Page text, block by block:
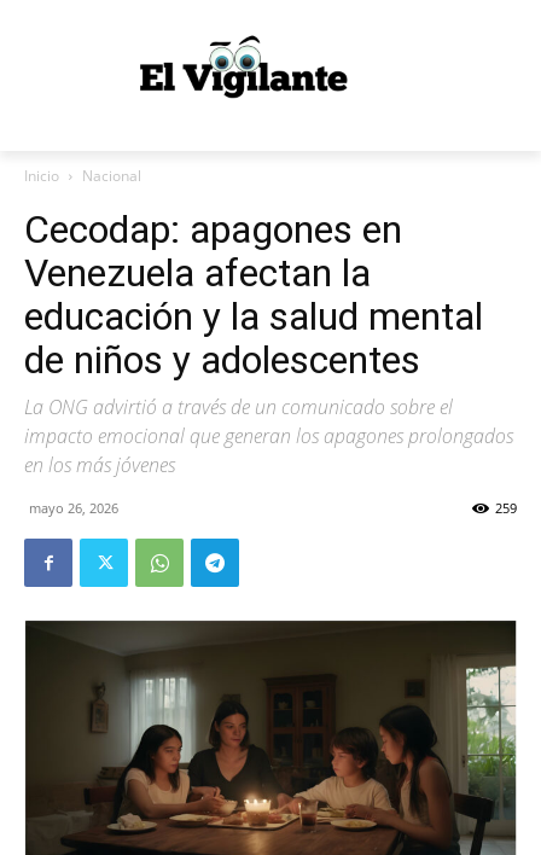
Inicio Nacional
Cecodap: apagones en
Venezuela afectan la
educación y la salud mental
de niños y adolescentes
La ONG advirtió a través de un comunicado sobre el
impacto emocional que generan los apagones prolongados
en los más jóvenes
mayo 26, 2026 259